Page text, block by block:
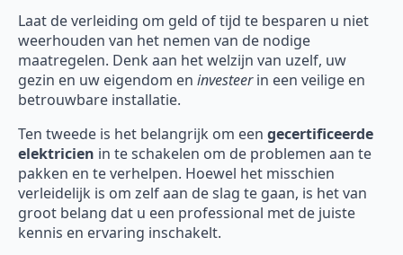
Laat de verleiding om geld of tijd te besparen u niet
weerhouden van het nemen van de nodige
maatregelen. Denk aan het welzijn van uzelf, uw
gezin en uw eigendom en investeerin een veilige en
betrouwbare installatie.
Ten tweede is het belangrijk om een gecertificeerde
elektricien in te schakelen om de problemen aan te
pakken en te verhelpen. Hoewel het misschien
verleidelijk is om zelf aan de slag te gaan, is het van
groot belang dat u een professional met de juiste
kennis en ervaring inschakelt.